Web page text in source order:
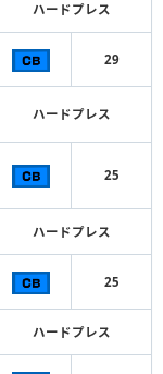
ハードプレス
29
ハードプレス
25
ハードプレス
25
ハードプレス